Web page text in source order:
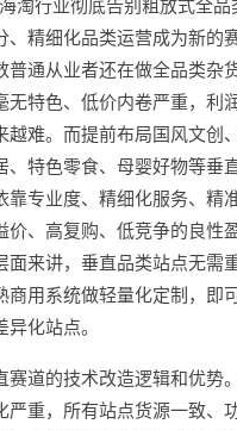
淘行业彻底告别粗放式全品
、精细化品类运营成为新的
普通从业者还在做全品类杂货
无特色、低价内卷严重，利
越难。而提前布局国风文创
、特色零食、母婴好物等垂
靠专业度、精细化服务、精
价、高复购、低竞争的良性
面来讲，垂直品类站点无需
商用系统做轻量化定制，即
化站点。
赛道的技术改造逻辑和优势
严重，所有站点货源一致、